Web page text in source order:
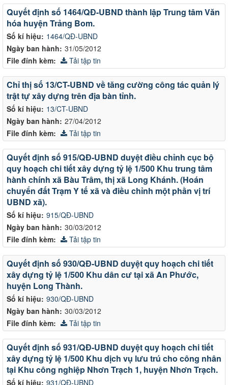
Số kí hiệu: 1464/QĐ-UBND
Ngày ban hành: 31/05/2012
Quyết định số 1464/QĐ-UBND thành lập Trung tâm Văn
hóa huyện Trảng Bom.
File đính kèm: Tải tập tin
Số kí hiệu: 13/CT-UBND
Ngày ban hành: 27/04/2012
Chỉ thị số 13/CT-UBND về tăng cường công tác quản lý
trật tự xây dựng trên địa bàn tỉnh.
File đính kèm: Tải tập tin
Số kí hiệu: 915/QĐ-UBND
Ngày ban hành: 30/03/2012
Quyết định số 915/QĐ-UBND duyệt điều chỉnh cục bộ
quy hoạch chi tiết xây dựng tỷ lệ 1/500 Khu trung tâm
hành chính xã Bàu Trâm, thị xã Long Khánh. (Hoán
chuyển đất Trạm Y tế xã và điều chỉnh một phần vị trí
UBND xã).
File đính kèm: Tải tập tin
Số kí hiệu: 930/QĐ-UBND
Ngày ban hành: 30/03/2012
Quyết định số 930/QĐ-UBND duyệt quy hoạch chi tiết
xây dựng tỷ lệ 1/500 Khu dân cư tại xã An Phước,
huyện Long Thành.
File đính kèm: Tải tập tin
Số kí hiệu: 931/QĐ-UBND
Quyết định số 931/QĐ-UBND duyệt quy hoạch chi tiết
xây dựng tỷ lệ 1/500 Khu dịch vụ lưu trú cho công nhân
tại Khu công nghiệp Nhơn Trạch 1, huyện Nhơn Trạch.